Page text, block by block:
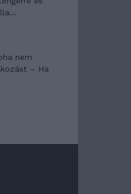
nem
– Ha